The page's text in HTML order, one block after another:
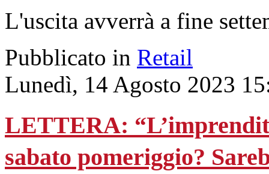
L'uscita avverrà a fine
Pubblicato in Retail
Lunedì, 14 Agosto 2023
LETTERA:
sabato pomeriggio?